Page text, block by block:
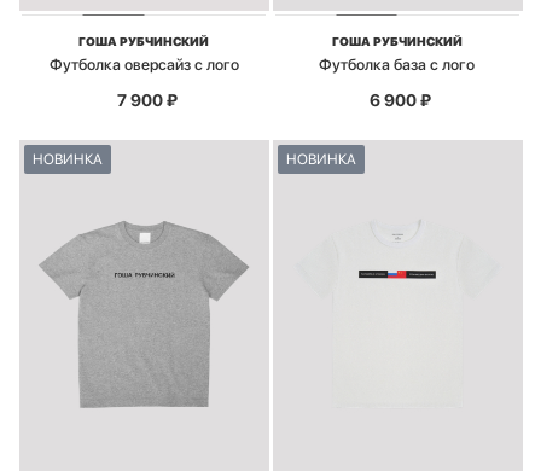
ГОША РУБЧИНСКИЙ
Футболка оверсайз с лого
7 900₽
ГОША РУБЧИНСКИЙ
Футболка база с лого
6 900₽
НОВИНКА НОВИНКА